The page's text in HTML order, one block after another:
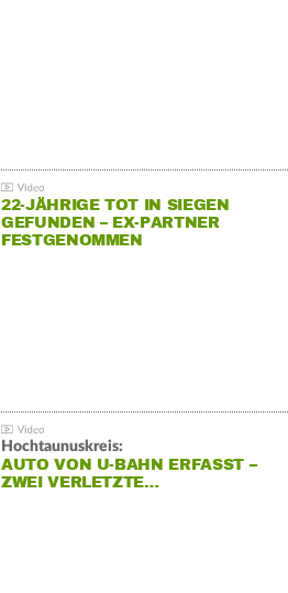
22-JÄHRIGE TOT IN SIEGEN
GEFUNDEN – EX-PARTNER
FESTGENOMMEN
Hochtaunuskreis:
AUTO VON U-BAHN ERFASST –
ZWEI VERLETZTE…